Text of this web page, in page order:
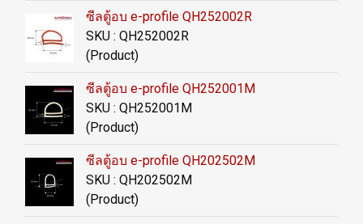
ซีลตู้อบ e-profile QH252002R
SKU : QH252002R
(Product)
ซีลตู้อบ e-profile QH252001M
SKU : QH252001M
(Product)
ซีลตู้อบ e-profile QH202502M
SKU : QH202502M
(Product)